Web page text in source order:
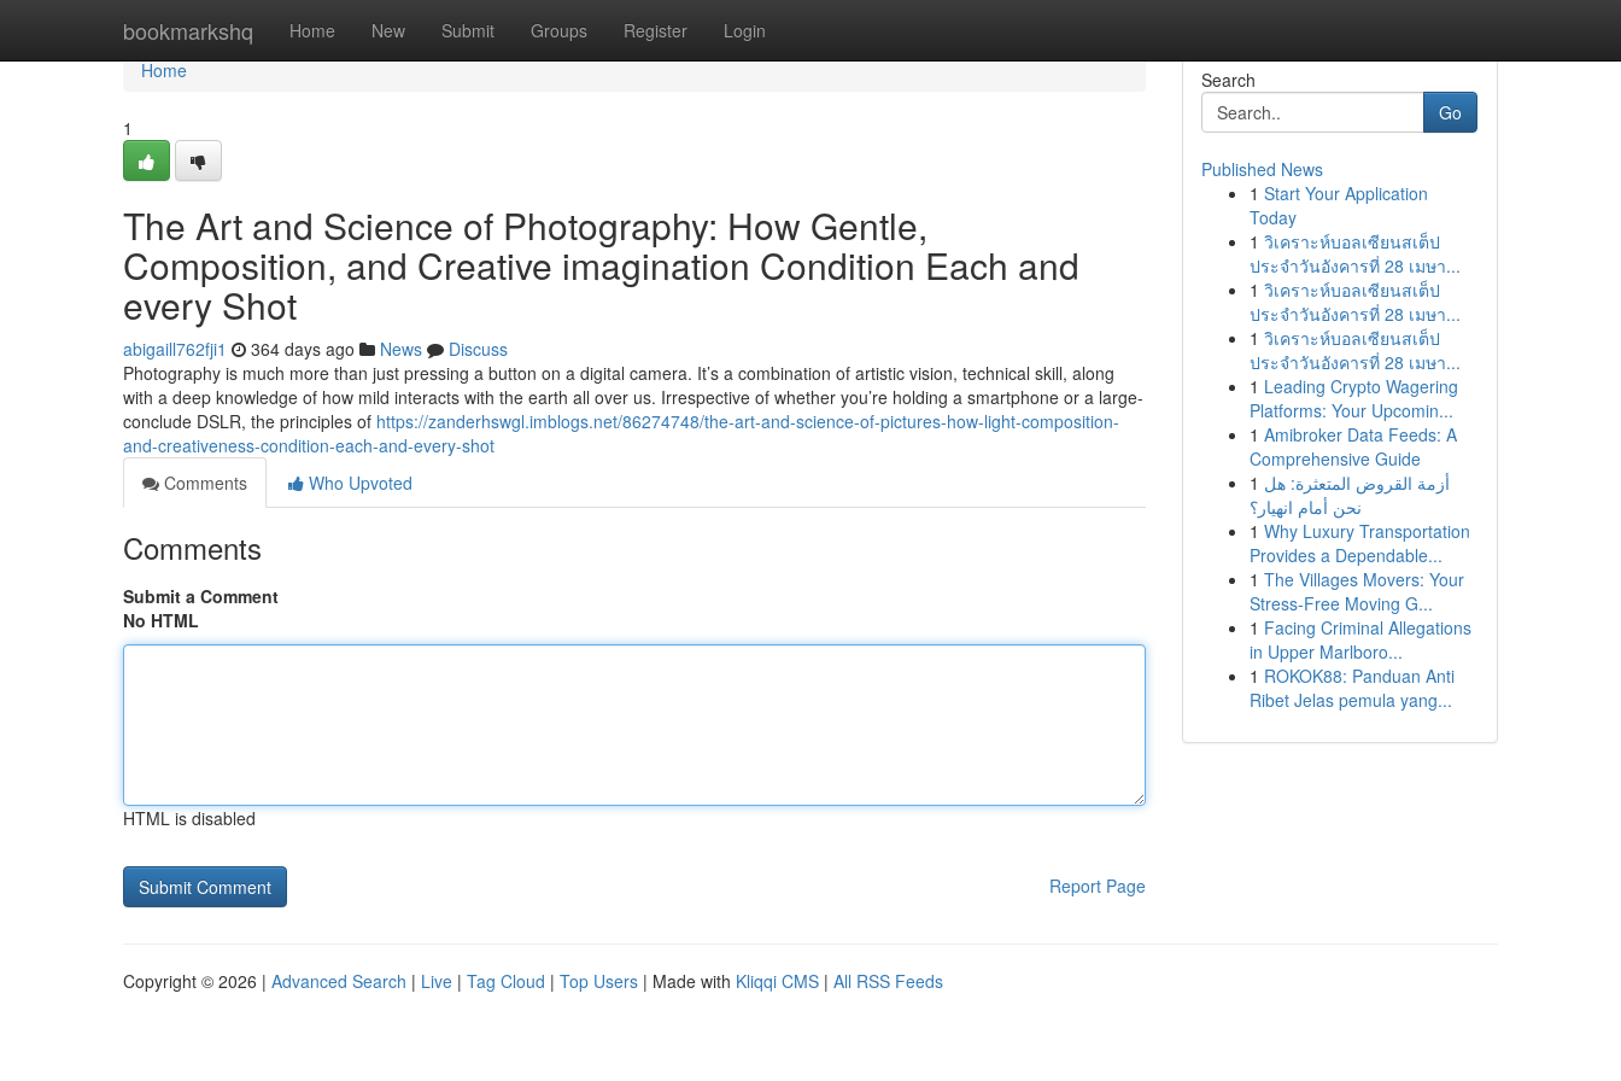
bookmarkshq Home New Submit Groups Register Login
Home
Home
1
The Art and Science of Photography: How Gentle,
Composition, and Creative imagination Condition Each and
every Shot
abigaill762fji1 364 days ago News
Discuss
Photography is much more than just pressing a button on a digital camera. It’s a combination of artistic vision, technical skill, along
with a deep knowledge of how mild interacts with the earth all over us. Irrespective of whether you’re holding a smartphone or a large-
conclude DSLR, the principles of https://zanderhswgl.imblogs.net/86274748/the-art-and-science-of-pictures-how-light-composition-
and-creativeness-condition-each-and-every-shot
Comments
Who Upvoted
Comments
Submit a Comment
No HTML
HTML is disabled
Report Page
Search
Go
Published News
1 Start Your Application
Today
1 วิเคราะห์บอลเซียนสเต็ป
ประจำวันอังคารที่ 28 เมษา...
1 วิเคราะห์บอลเซียนสเต็ป
ประจำวันอังคารที่ 28 เมษา...
1 วิเคราะห์บอลเซียนสเต็ป
ประจำวันอังคารที่ 28 เมษา...
1 Leading Crypto Wagering
Platforms: Your Upcomin...
1 Amibroker Data Feeds: A
Comprehensive Guide
1 أزمة القروض المتعثرة: هل
نحن أمام انهيار؟
1 Why Luxury Transportation
Provides a Dependable...
1 The Villages Movers: Your
Stress-Free Moving G...
1 Facing Criminal Allegations
in Upper Marlboro...
1 ROKOK88: Panduan Anti
Ribet Jelas pemula yang...
Copyright © 2026 | Advanced Search | Live | Tag Cloud | Top Users | Made with Kliqqi CMS | All RSS Feeds